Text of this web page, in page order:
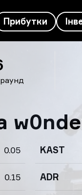
Прибутки
0.05 KAST
0.15 ADR